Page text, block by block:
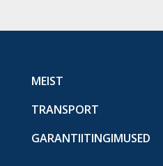
MEIST
TRANSPORT
GARANTIITINGIMUSED